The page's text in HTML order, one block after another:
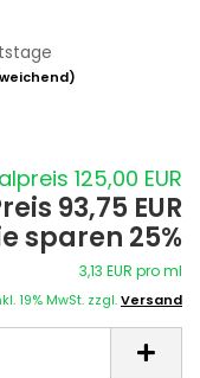
125,00 EUR
93,75 EUR
sparen 25%
3,13 EUR pro ml
19% MwSt. zzgl.Versand